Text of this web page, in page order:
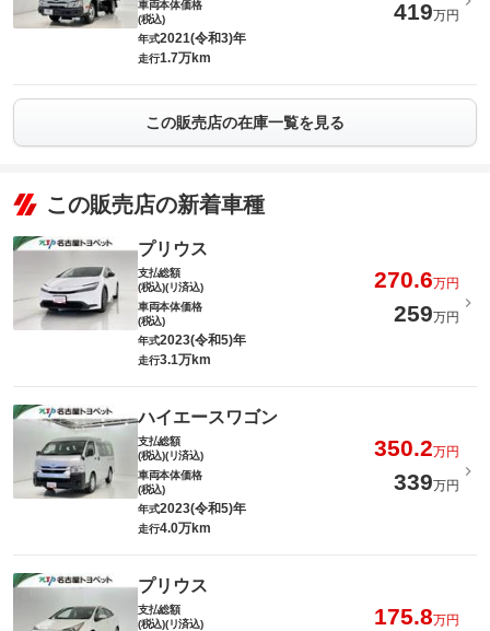
車両本体価格
(税込)
419万円
年式2021(令和3)年
走行1.7万km
この販売店の在庫一覧を見る
この販売店の新着車種
プリウス
支払総額
(税込)(リ済込)
270.6万円
車両本体価格
(税込)
259万円
年式2023(令和5)年
走行3.1万km
ハイエースワゴン
支払総額
(税込)(リ済込)
350.2万円
車両本体価格
(税込)
339万円
年式2023(令和5)年
走行4.0万km
プリウス
支払総額
(税込)(リ済込)
175.8万円